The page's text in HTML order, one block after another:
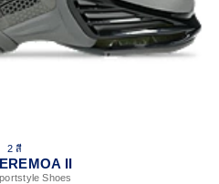
2 สี
II
Shoes